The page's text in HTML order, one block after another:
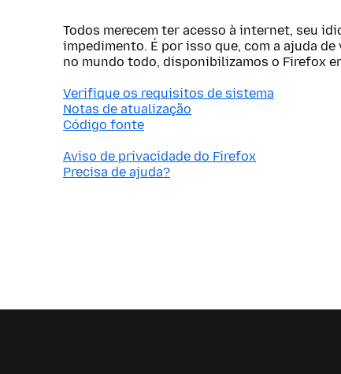
Todos merecem ter acesso à internet, seu
impedimento. É por isso que, com a ajuda
no mundo todo, disponibilizamos o Firefox
Verifique os requisitos de sistema
Notas de atualização
Código fonte
Aviso de privacidade do Firefox
Precisa de ajuda?